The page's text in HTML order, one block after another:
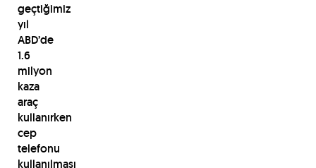
geçtiğimiz
yıl
ABD’de
1.6
milyon
kaza
araç
kullanırken
cep
telefonu
kullanılması